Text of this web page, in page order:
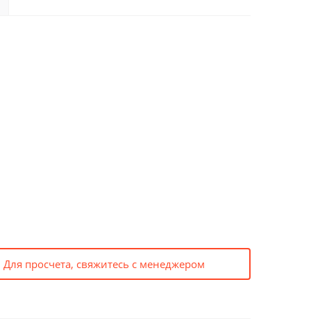
просчета, свяжитесь с менеджером